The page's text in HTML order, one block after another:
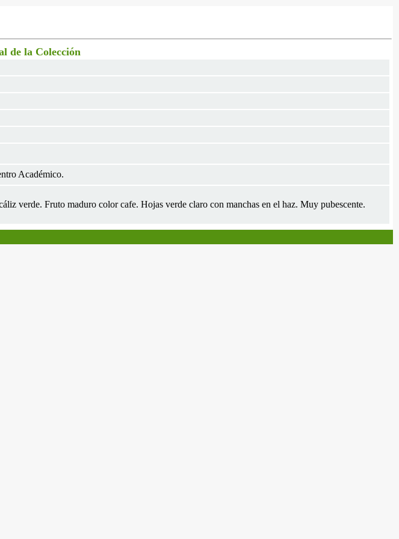
de la Colección
Académico.
verde. Fruto maduro color cafe. Hojas verde claro con manchas en el haz. Muy pubescente.